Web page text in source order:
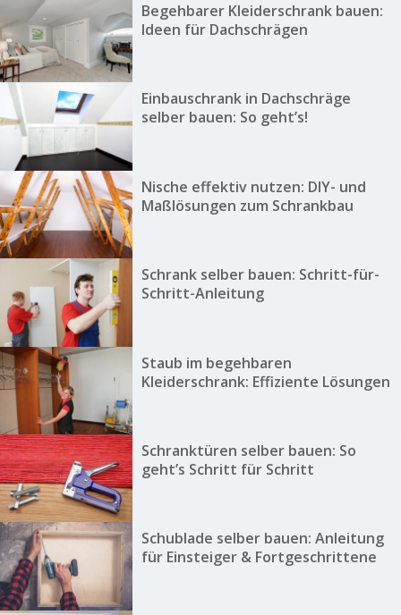
Begehbarer Kleiderschrank bauen:
Ideen für Dachschrägen
Einbauschrank in Dachschräge
selber bauen: So geht’s!
Nische effektiv nutzen: DIY- und
Maßlösungen zum Schrankbau
Schrank selber bauen: Schritt-für-
Schritt-Anleitung
Staub im begehbaren
Kleiderschrank: Effiziente Lösungen
Schranktüren selber bauen: So
geht’s Schritt für Schritt
Schublade selber bauen: Anleitung
für Einsteiger & Fortgeschrittene